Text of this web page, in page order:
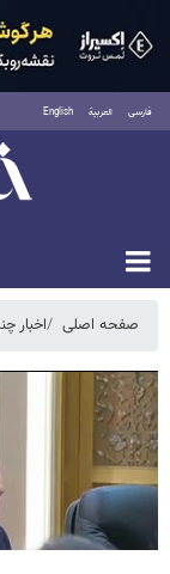
فارسی العربية English
صفحه اصلی اخبار